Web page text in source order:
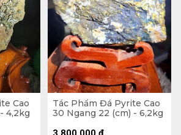
Cao
4,2kg
Tác Phẩm Đá Pyrite Cao
30 Ngang 22 (cm) - 6,2kg